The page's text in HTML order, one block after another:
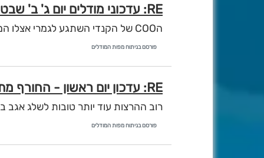
RE: עדכוני מודלים יום ג' ב' שבט 24/1/23
הCOO של הקנדי השתגע לגמרי אצלו המערכת מתעמק ובשבת ב4 לפ יש שלג בהרים
פורסם בניתוח מפות המודלים
RE: עדכון יום ראשון - החורף מתעורר לתחייה!
רוב ההרצות עוד יותר טובות לשלג אגב ב700 גם טוב -12 -13
פורסם בניתוח מפות המודלים